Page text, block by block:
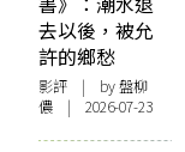
去以後，被允
許的鄉愁
影評 | by 盤柳
儂 | 2026-07-23